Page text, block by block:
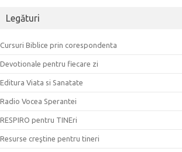
Legături
Cursuri Biblice prin corespondenta
Devotionale pentru fiecare zi
Editura Viata si Sanatate
Radio Vocea Sperantei
RESPIRO pentru TINEri
Resurse creştine pentru tineri